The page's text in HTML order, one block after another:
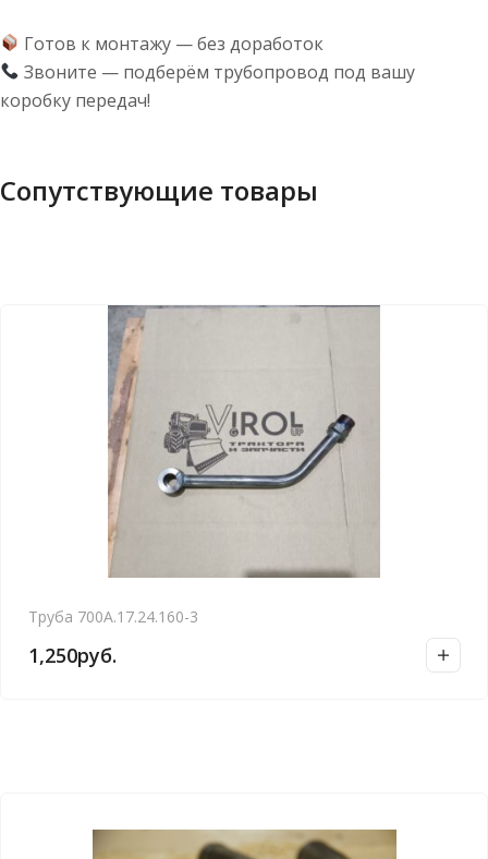
Готов к монтажу — без доработок
Звоните — подберём трубопровод под вашу
коробку передач!
Сопутствующие товары
Труба 700А.17.24.160-3
1,250руб.